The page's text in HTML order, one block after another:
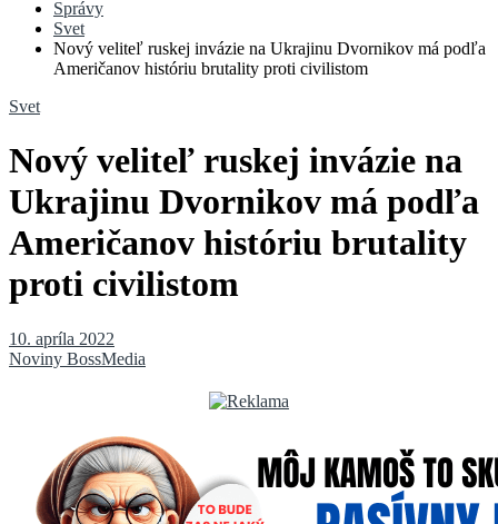
Správy
Svet
Nový veliteľ ruskej invázie na Ukrajinu Dvornikov má podľa
Američanov históriu brutality proti civilistom
Svet
Nový veliteľ ruskej invázie na
Ukrajinu Dvornikov má podľa
Američanov históriu brutality
proti civilistom
10. apríla 2022
Noviny BossMedia